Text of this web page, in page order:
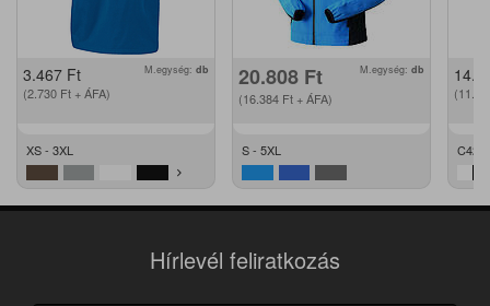
3.467 Ft
(2.730 Ft + ÁFA)
M.egység: db
XS - 3XL
20.808 Ft
(16.384 Ft + ÁFA)
M.egység: db
S - 5XL C42 -
Hírlevél feliratkozás